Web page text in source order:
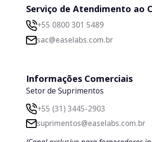
Serviço de Atendimento ao
+55 0800 301 5489
sac@easelabs.com.br
Informações Comerciais
Setor de Suprimentos
+55 (31) 3445-2903
suprimentos@easelabs.com.br